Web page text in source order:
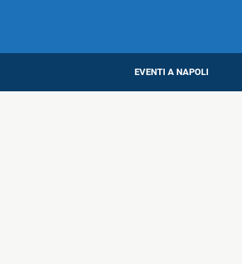
EVENTI A NAPOLI